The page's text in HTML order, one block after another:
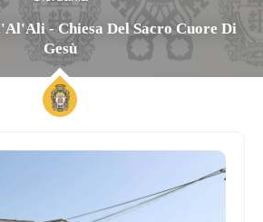
- Chiesa Del Sacro Cuore Di
Gesù